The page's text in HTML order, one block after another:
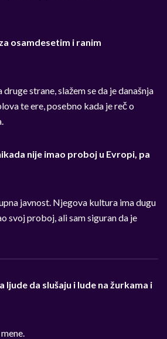
osamdesetim i ranim
strane, slažem se da je današnja
te ere, posebno kada je reč o
nije imao proboj u Evropi, pa
javnost. Njegova kultura ima dugu
svoj proboj, ali sam siguran da je
da slušaju i lude na žurkama i